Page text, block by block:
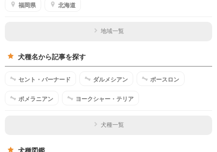
福岡県 北海道
地域一覧
犬種名から記事を探す
セント・バーナード ダルメシアン ボースロン
ポメラニアン ヨークシャー・テリア
犬種一覧
犬種図鑑